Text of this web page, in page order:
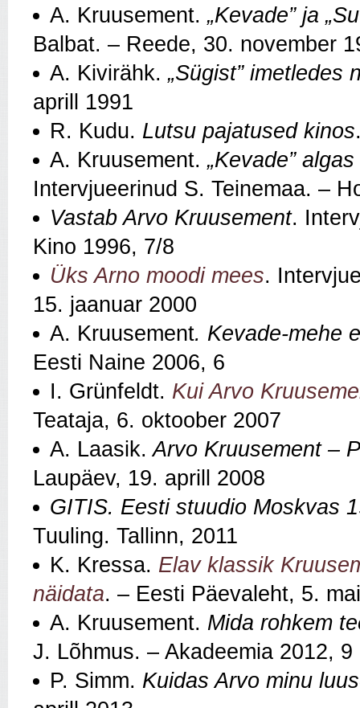
A. Kruusement.„Kevade” ja
Balbat. – Reede, 30. november
A. Kivirähk.„Sügist” imetledes
aprill 1991
R. Kudu. Lutsu pajatused kinos
A. Kruusement.„Kevade”
Intervjueerinud S. Teinemaa. –
Vastab Arvo Kruusement.
Kino 1996, 7/8
Üks Arno moodi mees.
15. jaanuar 2000
A. Kruusement. Kevade-mehe
Eesti Naine 2006, 6
I. Grünfeldt. Kui Arvo
Teataja, 6. oktoober 2007
A. Laasik. Arvo Kruusement –
Laupäev, 19. aprill 2008
GITIS. Eesti stuudio Moskvas
Tuuling. Tallinn, 2011
K. Kressa. Elav klassik
näidata. – Eesti Päevaleht, 5.
A. Kruusement. Mida rohkem
J. Lõhmus. – Akadeemia 2012, 9
P. Simm. Kuidas Arvo minu